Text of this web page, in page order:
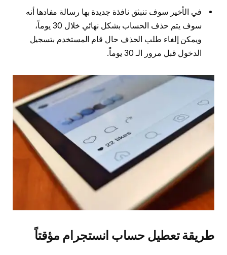
في الأخير سوف تنبثق نافذة جديدة بها رسالة مفادها أنه
سوف يتم حذف الحساب بشكل نهائي خلال 30 يوماً،
ويمكن إلغاء طلب الحذف حال قام المستخدم بتسجيل
الدخول قبل مرور الـ 30 يوماً.
طريقة تعطيل حساب انستجرام مؤقتاً